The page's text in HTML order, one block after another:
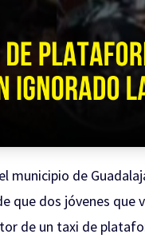
municipio de
que dos jóvenes que
de un taxi de